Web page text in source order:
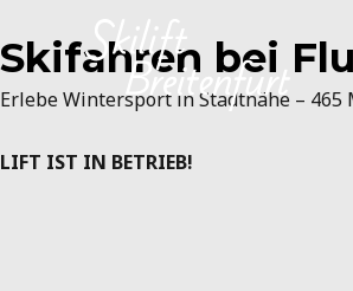
to
content
Skifahren bei
ErlebeWintersport inStadtnähe – 465
LIFT IST IN BETRIEB!